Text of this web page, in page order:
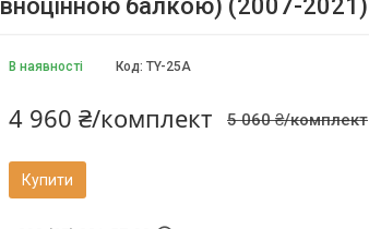
балкою) (2007-2021)
В наявності Код: TY-25A
5 060 ₴/комплект
4 960 ₴/комплект
Купити